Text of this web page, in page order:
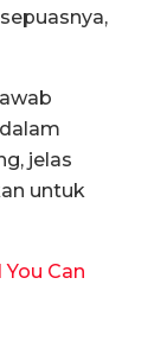
jelas
untuk
Can